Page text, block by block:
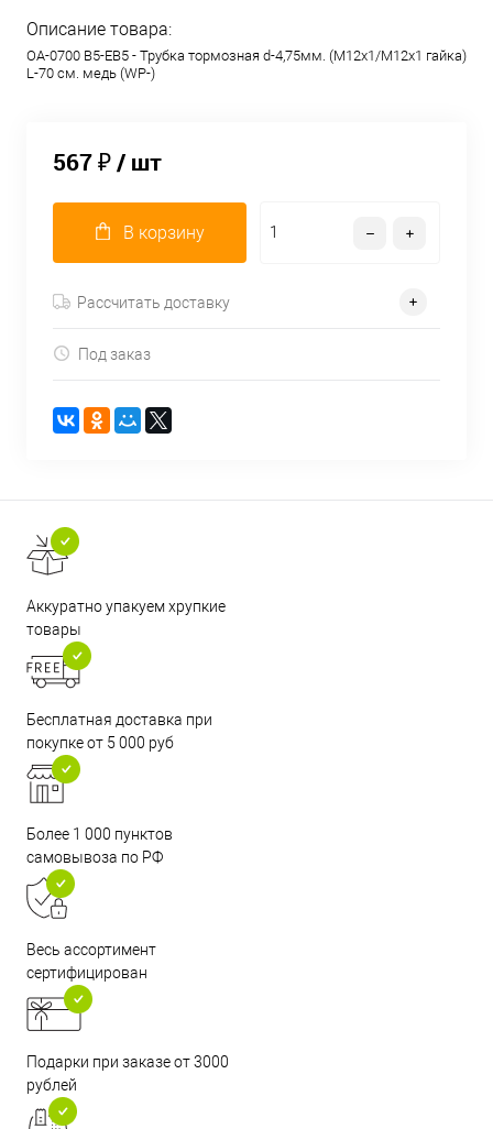
Описание товара:
OA-0700 B5-EB5 - Трубка тормозная d-4,75мм. (М12х1/М12х1 гайка)
L-70 см. медь (WP-)
567 ₽/ шт
В корзину
Рассчитать доставку
Под заказ
Аккуратно упакуем хрупкие
товары
Бесплатная доставка при
покупке от 5 000 руб
Более 1 000 пунктов
самовывоза по РФ
Весь ассортимент
сертифицирован
Подарки при заказе от 3000
рублей